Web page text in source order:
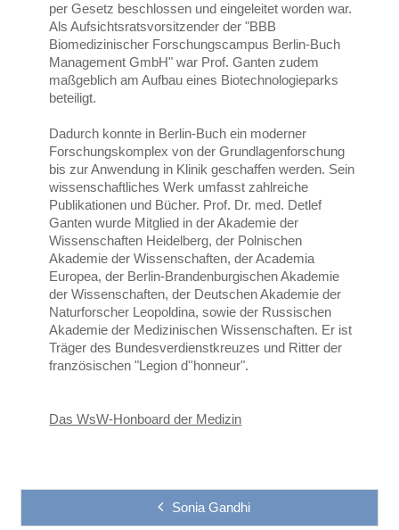
per Gesetz beschlossen und eingeleitet worden war.
Als Aufsichtsratsvorsitzender der "BBB
Biomedizinischer Forschungscampus Berlin-Buch
Management GmbH" war Prof. Ganten zudem
maßgeblich am Aufbau eines Biotechnologieparks
beteiligt.
Dadurch konnte in Berlin-Buch ein moderner
Forschungskomplex von der Grundlagenforschung
bis zur Anwendung in Klinik geschaffen werden. Sein
wissenschaftliches Werk umfasst zahlreiche
Publikationen und Bücher. Prof. Dr. med. Detlef
Ganten wurde Mitglied in der Akademie der
Wissenschaften Heidelberg, der Polnischen
Akademie der Wissenschaften, der Academia
Europea, der Berlin-Brandenburgischen Akademie
der Wissenschaften, der Deutschen Akademie der
Naturforscher Leopoldina, sowie der Russischen
Akademie der Medizinischen Wissenschaften. Er ist
Träger des Bundesverdienstkreuzes und Ritter der
französischen "Legion d''honneur".
Das WsW-Honboard der Medizin
Sonia Gandhi